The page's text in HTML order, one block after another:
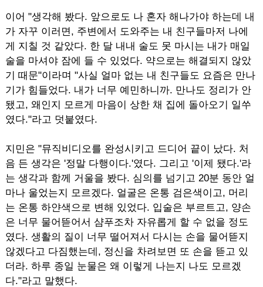
이어 "생각해 봤다. 앞으로도 나 혼자 해나가야 하는데 내
가 자꾸 이러면, 주변에서 도와주는 내 친구들마저 나에
게 지칠 것 같았다. 한 달 내내 술도 못 마시는 내가 매일
술을 마셔야 잠에 들 수 있었다. 약으로는 해결되지 않았
기 때문"이라며 "사실 얼마 없는 내 친구들도 요즘은 만나
기가 힘들었다. 내가 너무 예민하니까. 만나도 정리가 안
됐고, 왜인지 모르게 마음이 상한 채 집에 돌아오기 일쑤
였다."라고 덧붙였다.
지민은 "뮤직비디오를 완성시키고 드디어 끝이 났다. 처
음 든 생각은 '정말 다행이다.'였다. 그리고 '이제 됐다.'라
는 생각과 함께 거울을 봤다. 심의를 넘기고 20분 동안 얼
마나 울었는지 모르겠다. 얼굴은 온통 검은색이고, 머리
는 온통 하얀색으로 변해 있었다. 입술은 부르트고, 양손
은 너무 물어뜯어서 샴푸조차 자유롭게 할 수 없을 정도
였다. 생활의 질이 너무 떨어져서 다시는 손을 물어뜯지
않겠다고 다짐했는데, 정신을 차려보면 또 손을 뜯고 있
더라. 하루 종일 눈물은 왜 이렇게 나는지 나도 모르겠
다."라고 말했다.